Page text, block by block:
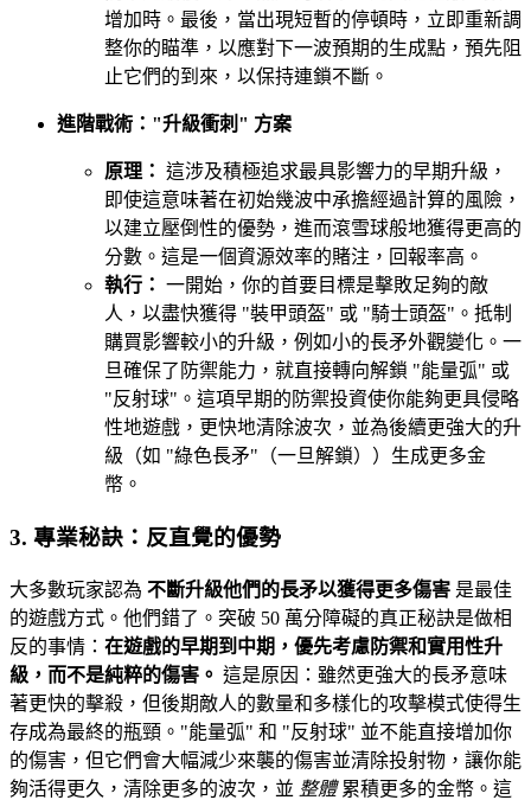
增加時。最後，當出現短暫的停頓時，立即重新調
整你的瞄準，以應對下一波預期的生成點，預先阻
止它們的到來，以保持連鎖不斷。
進階戰術："升級衝刺" 方案
原理： 這涉及積極追求最具影響力的早期升級，
即使這意味著在初始幾波中承擔經過計算的風險，
以建立壓倒性的優勢，進而滾雪球般地獲得更高的
分數。這是一個資源效率的賭注，回報率高。
執行： 一開始，你的首要目標是擊敗足夠的敵
人，以盡快獲得 "裝甲頭盔" 或 "騎士頭盔"。抵制
購買影響較小的升級，例如小的長矛外觀變化。一
旦確保了防禦能力，就直接轉向解鎖 "能量弧" 或
"反射球"。這項早期的防禦投資使你能夠更具侵略
性地遊戲，更快地清除波次，並為後續更強大的升
級（如 "綠色長矛"（一旦解鎖））生成更多金
幣。
3. 專業秘訣：反直覺的優勢
大多數玩家認為 不斷升級他們的長矛以獲得更多傷害 是最佳
的遊戲方式。他們錯了。突破 50 萬分障礙的真正秘訣是做相
反的事情： 在遊戲的早期到中期，優先考慮防禦和實用性升
級，而不是純粹的傷害。 這是原因：雖然更強大的長矛意味
著更快的擊殺，但後期敵人的數量和多樣化的攻擊模式使得生
存成為最終的瓶頸。"能量弧" 和 "反射球" 並不能直接增加你
的傷害，但它們會大幅減少來襲的傷害並清除投射物，讓你能
夠活得更久，清除更多的波次，並 整體累積更多的金幣。這